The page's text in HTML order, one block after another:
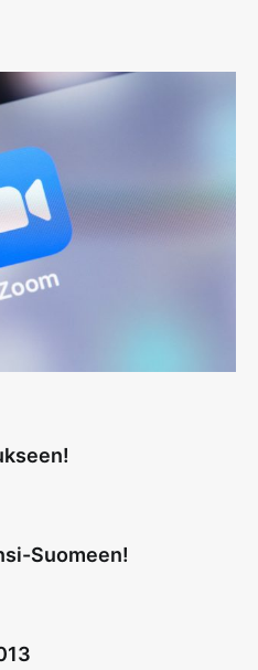
Suomeen!